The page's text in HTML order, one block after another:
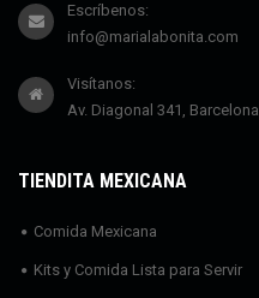
Escríbenos:
info@marialabonita.com
Visítanos:
Av. Diagonal 341, Barcelona
TIENDITA MEXICANA
Comida Mexicana
Kits y Comida Lista para Servir